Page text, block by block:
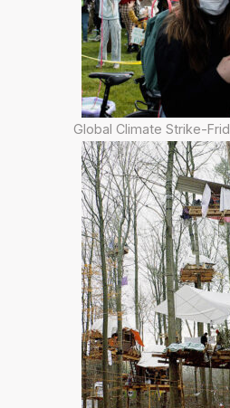
Global Climate Strike-